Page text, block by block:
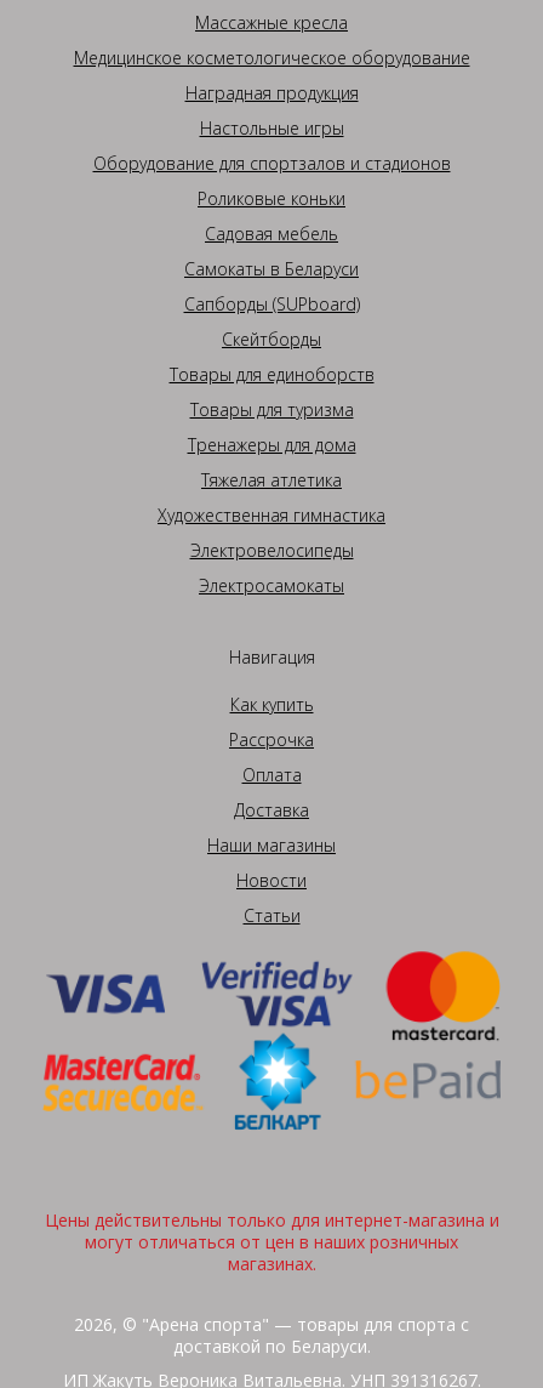
Массажные кресла
Медицинское косметологическое оборудование
Наградная продукция
Настольные игры
Оборудование для спортзалов и стадионов
Роликовые коньки
Садовая мебель
Самокаты в Беларуси
Сапборды (SUPboard)
Скейтборды
Товары для единоборств
Товары для туризма
Тренажеры для дома
Тяжелая атлетика
Художественная гимнастика
Электровелосипеды
Электросамокаты
Навигация
Как купить
Рассрочка
Оплата
Доставка
Наши магазины
Новости
Статьи
Цены действительны только для интернет-магазина и
могут отличаться от цен в наших розничных
магазинах.
2026, © "Арена спорта" — товары для спорта с
доставкой по Беларуси.
ИП Жакуть Вероника Витальевна. УНП 391316267.